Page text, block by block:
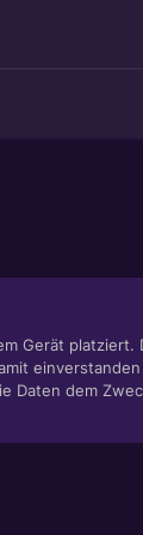
Gerät platziert.
Daten dem